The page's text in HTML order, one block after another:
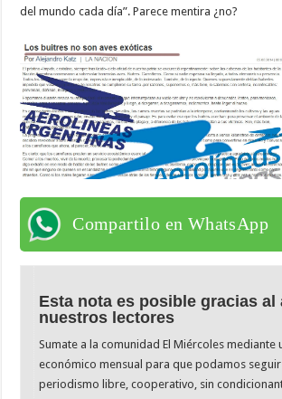
del mundo cada día”. Parece mentira ¿no?
Compartilo en WhatsApp
Esta nota es posible gracias al
nuestros lectores
Sumate a la comunidad El Miércoles mediante
económico mensual para que podamos
periodismo libre, cooperativo, sin